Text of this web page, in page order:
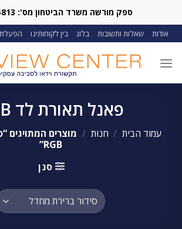
content
ספק מורשה משרד הביטחון מס': 0011035813
אודות שאלות ותשובות בלוג בין לקוחותינו הפעלת
פאנל תאורת לד RGB
עמוד הבית / חנות / מוצרים המתויגים
RGB”
סנן